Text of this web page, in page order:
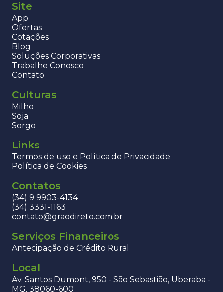
Site
App
Ofertas
Cotações
Blog
Soluções Corporativas
Trabalhe Conosco
Contato
Culturas
Milho
Soja
Sorgo
Links
Termos de uso e Política de Privacidade
Política de Cookies
Contatos
(34) 9 9903-4134
(34) 3331-1163
contato@graodireto.com.br
Serviços Financeiros
Antecipação de Crédito Rural
Local
Av. Santos Dumont, 950 - São Sebastião, Uberaba -
MG, 38060-600